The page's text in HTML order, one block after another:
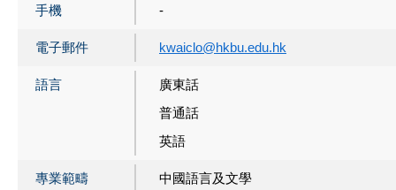
手機 -
電子郵件 kwaiclo@hkbu.edu.hk
語言
廣東話
普通話
英語
專業範疇 中國語言及文學